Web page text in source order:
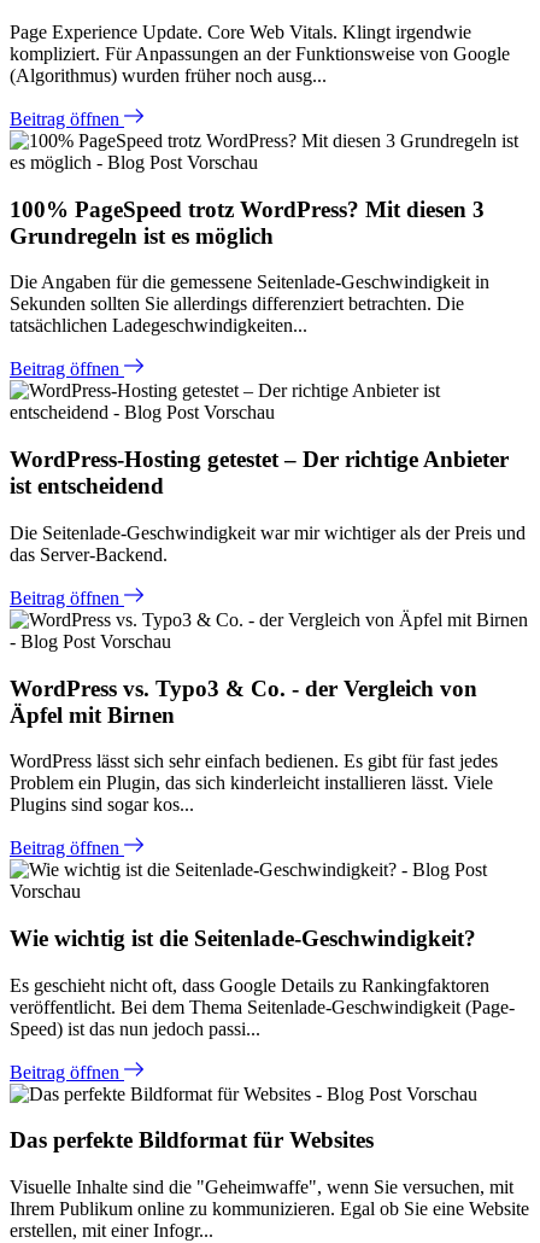
Page Experience Update. Core Web Vitals. Klingt irgendwie
kompliziert. Für Anpassungen an der Funktionsweise von Google
(Algorithmus) wurden früher noch ausg...
Beitrag öffnen
100% PageSpeed trotz WordPress? Mit diesen 3
Grundregeln ist es möglich
Die Angaben für die gemessene Seitenlade-Geschwindigkeit in
Sekunden sollten Sie allerdings differenziert betrachten. Die
tatsächlichen Ladegeschwindigkeiten...
Beitrag öffnen
WordPress-Hosting getestet – Der richtige Anbieter
ist entscheidend
Die Seitenlade-Geschwindigkeit war mir wichtiger als der Preis und
das Server-Backend.
Beitrag öffnen
WordPress vs. Typo3 & Co. - der Vergleich von
Äpfel mit Birnen
WordPress lässt sich sehr einfach bedienen. Es gibt für fast jedes
Problem ein Plugin, das sich kinderleicht installieren lässt. Viele
Plugins sind sogar kos...
Beitrag öffnen
Wie wichtig ist die Seitenlade-Geschwindigkeit?
Es geschieht nicht oft, dass Google Details zu Rankingfaktoren
veröffentlicht. Bei dem Thema Seitenlade-Geschwindigkeit (Page-
Speed) ist das nun jedoch passi...
Beitrag öffnen
Das perfekte Bildformat für Websites
Visuelle Inhalte sind die "Geheimwaffe", wenn Sie versuchen, mit
Ihrem Publikum online zu kommunizieren. Egal ob Sie eine Website
erstellen, mit einer Infogr...